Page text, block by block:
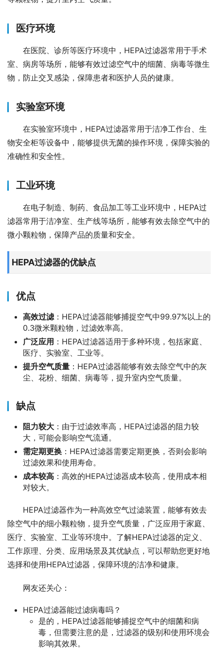
医疗环境
在医院、诊所等医疗环境中，HEPA过滤器常用于手术
室、病房等场所，能够有效过滤空气中的细菌、病毒等微生
物，防止交叉感染，保障患者和医护人员的健康。
实验室环境
在实验室环境中，HEPA过滤器常用于洁净工作台、生
物安全柜等设备中，能够提供无菌的操作环境，保障实验的
准确性和安全性。
工业环境
在电子制造、制药、食品加工等工业环境中，HEPA过
滤器常用于洁净室、生产线等场所，能够有效去除空气中的
微小颗粒物，保障产品的质量和安全。
HEPA过滤器的优缺点
优点
高效过滤：HEPA过滤器能够捕捉空气中99.97%以上的
0.3微米颗粒物，过滤效率高。
广泛应用 ：HEPA过滤器适用于多种环境，包括家庭、
医疗、实验室、工业等。
提升空气质量 ：HEPA过滤器能够有效去除空气中的灰
尘、花粉、细菌、病毒等，提升室内空气质量。
缺点
阻力较大 ：由于过滤效率高，HEPA过滤器的阻力较
大，可能会影响空气流通。
需定期更换 ：HEPA过滤器需要定期更换，否则会影响
过滤效果和使用寿命。
成本较高 ：高效的HEPA过滤器成本较高，使用成本相
对较大。
HEPA过滤器作为一种高效空气过滤装置，能够有效去
除空气中的细小颗粒物，提升空气质量，广泛应用于家庭、
医疗、实验室、工业等环境中。了解HEPA过滤器的定义、
工作原理、分类、应用场景及其优缺点，可以帮助您更好地
选择和使用HEPA过滤器，保障环境的洁净和健康。
网友还关心：
HEPA过滤器能过滤病毒吗？
是的，HEPA过滤器能够捕捉空气中的细菌和病
毒，但需要注意的是，过滤器的级别和使用环境会
影响其效果。